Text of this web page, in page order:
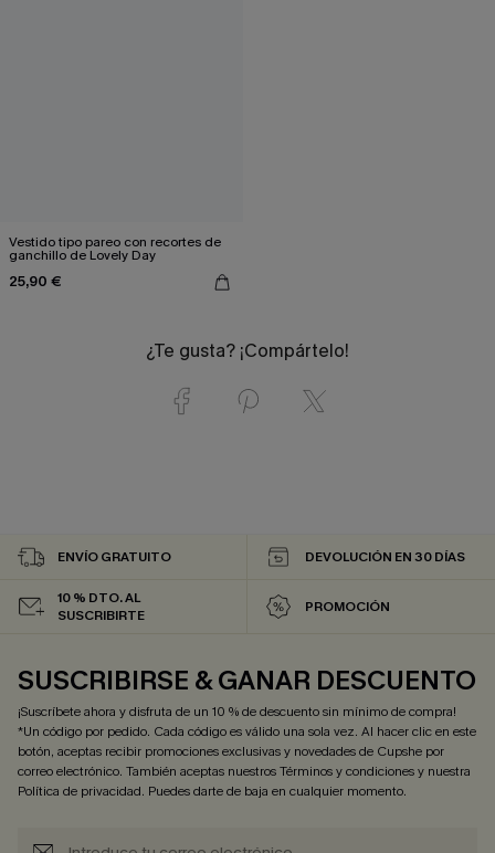
Vestido tipo pareo con recortes de
ganchillo de Lovely Day
25,90 €
¿Te gusta? ¡Compártelo!
ENVÍO GRATUITO DEVOLUCIÓN EN 30 DÍAS
10 % DTO. AL
SUSCRIBIRTE
PROMOCIÓN
SUSCRIBIRSE & GANAR DESCUENTO
¡Suscríbete ahora y disfruta de un 10 % de descuento sin mínimo de compra!
*Un código por pedido. Cada código es válido una sola vez. Al hacer clic en este
botón, aceptas recibir promociones exclusivas y novedades de Cupshe por
correo electrónico. También aceptas nuestrosTérminos y condicionesy nuestra
Política de privacidad. Puedes darte de baja en cualquier momento.